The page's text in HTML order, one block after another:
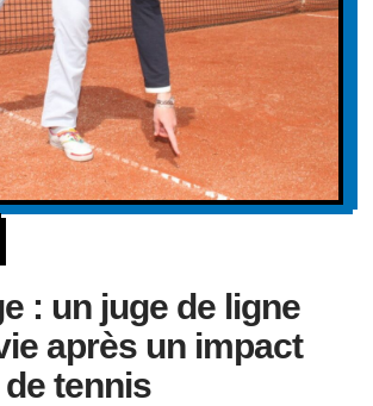
: un juge de ligne
après un impact
tennis